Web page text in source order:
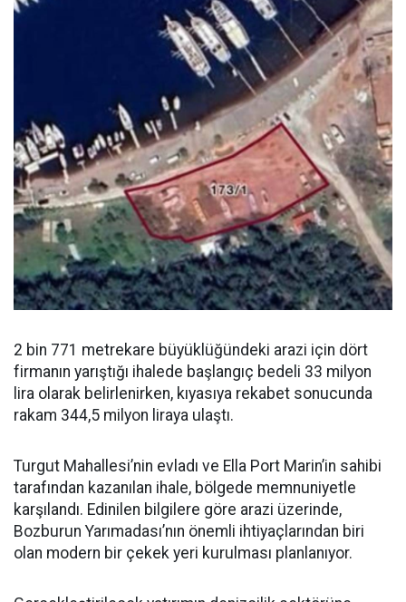
2 bin 771 metrekare büyüklüğündeki arazi için dört
firmanın yarıştığı ihalede başlangıç bedeli 33 milyon
lira olarak belirlenirken, kıyasıya rekabet sonucunda
rakam 344,5 milyon liraya ulaştı.
Turgut Mahallesi’nin evladı ve Ella Port Marin’in sahibi
tarafından kazanılan ihale, bölgede memnuniyetle
karşılandı. Edinilen bilgilere göre arazi üzerinde,
Bozburun Yarımadası’nın önemli ihtiyaçlarından biri
olan modern bir çekek yeri kurulması planlanıyor.